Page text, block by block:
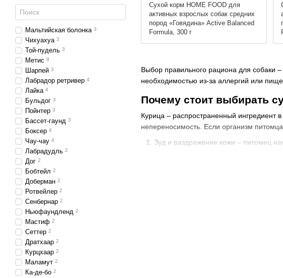
Выбор правильного рациона для собаки
необходимостью из-за аллергий или
Почему стоит выбирать
Курица – распространенный ингредиент
непереносимость. Если организм
Зуд и раздражение кожи – питомец
Сухой корм HOME FOOD для
активных взрослых собак средних
пород «Говядина» Active Balanced
Formula, 300 г
Мальтийская болонка 3
Чихуахуа 3
Той-пудель 3
Метис 9
Шарпей 3
Лабрадор ретривер 4
Лайка 4
Бульдог 3
Пойнтер 3
Бассет-гаунд 3
Боксер 4
Чау-чау 4
Лабрадудль 2
Дог 2
Бобтейл 2
Доберман 2
Ротвейлер 2
Сенбернар 2
Ньюфаундленд 2
Мастиф 2
Сеттер 2
Дратхаар 2
Курцхаар 2
Маламут 2
Ка-де-бо 2